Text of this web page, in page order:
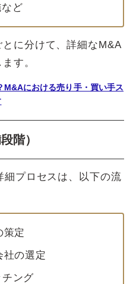
ど
に分けて、詳細なM&A
す。
M&Aにおける売り手・買い手ス
階）
細プロセスは、以下の流
策定
社の選定
ング